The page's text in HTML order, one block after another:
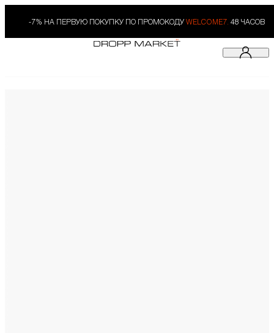
-7% НА ПЕРВУЮ ПОКУПКУ ПО ПРОМОКОДУ WELCOME7. 48 ЧАСОВ